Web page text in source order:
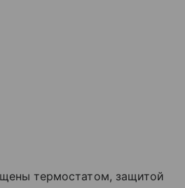
термостатом, защитой